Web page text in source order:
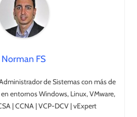
Norman FS
de Sistemas con más de
entornos Windows, Linux, VMware,
| CCNA | VCP-DCV | vExpert